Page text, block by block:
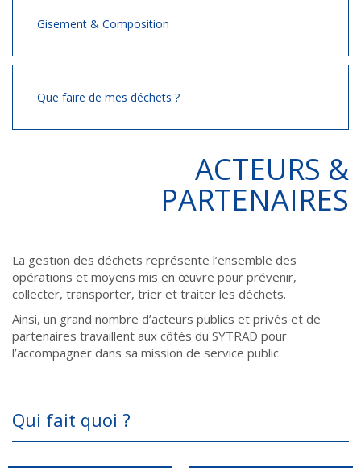
Gisement & Composition
Que faire de mes déchets ?
ACTEURS &
PARTENAIRES
La gestion des déchets représente l’ensemble des
opérations et moyens mis en œuvre pour prévenir,
collecter, transporter, trier et traiter les déchets.
Ainsi, un grand nombre d’acteurs publics et privés et de
partenaires travaillent aux côtés du SYTRAD pour
l’accompagner dans sa mission de service public.
Qui fait quoi ?